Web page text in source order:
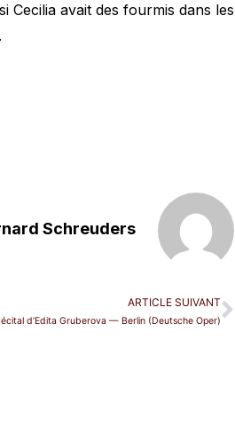
Cecilia avait des fourmis dans les
Schreuders
ARTICLE SUIVANT
d’Edita Gruberova — Berlin (Deutsche Oper)